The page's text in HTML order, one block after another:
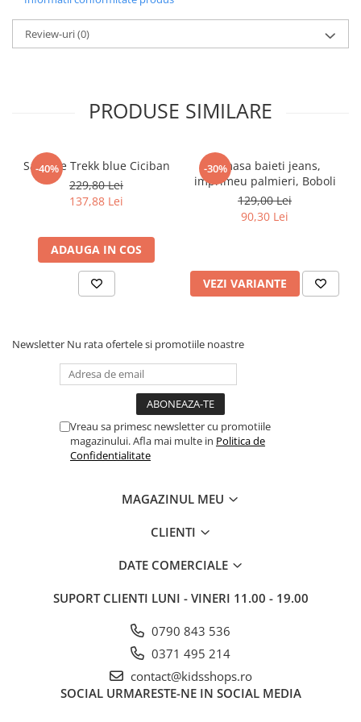
Pijamale
Pulovere/Bolero tricot
Rochite maneca lunga
Set 2/3 piese maneca scurta
Trening 2/3 piese primavara
Tricouri maneca lunga
Tricouri/bluze maneca scurta
Review-uri(0)
PRODUSE SIMILARE
-40%
Sandale Trekk blue Ciciban
229,80 Lei
137,88 Lei
ADAUGA IN COS
-30%
Camasa baieti jeans,
imprimeu palmieri, Boboli
129,00 Lei
90,30 Lei
VEZI VARIANTE
Newsletter Nu rata ofertele si promotiile noastre
Vreau sa primesc newsletter cu promotiile
magazinului. Afla mai multe in Politica de
Confidentialitate
MAGAZINUL MEU
CLIENTI
DATE COMERCIALE
SUPORT CLIENTI LUNI - VINERI 11.00 - 19.00
0790 843 536
0371 495 214
contact@kidsshops.ro
SOCIAL URMARESTE-NE IN SOCIAL MEDIA